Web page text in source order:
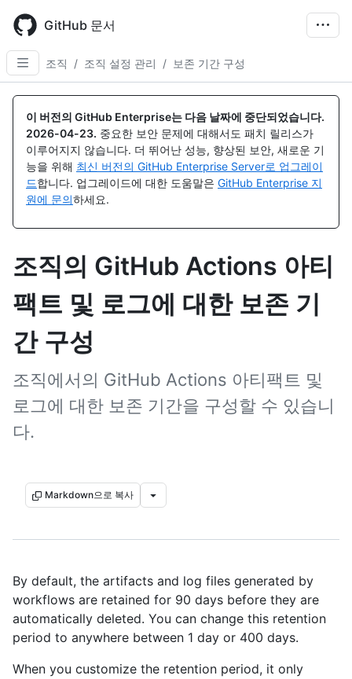
main
content
GitHub 문서
조직 / 조직 설정 관리 / 보존 기간 구성
이 버전의 GitHub Enterprise는 다음 날짜에 중단되었습니다.
2026-04-23. 중요한 보안 문제에 대해서도 패치 릴리스가
이루어지지 않습니다. 더 뛰어난 성능, 향상된 보안, 새로운 기
능을 위해 최신 버전의 GitHub Enterprise Server로 업그레이
드합니다. 업그레이드에 대한 도움말은 GitHub Enterprise 지
원에 문의하세요.
조직의 GitHub Actions 아티
팩트 및 로그에 대한 보존 기
간 구성
조직에서의 GitHub Actions 아티팩트 및
로그에 대한 보존 기간을 구성할 수 있습니
다.
Markdown으로 복사
By default, the artifacts and log files generated by
workflows are retained for 90 days before they are
automatically deleted. You can change this retention
period to anywhere between 1 day or 400 days.
When you customize the retention period, it only